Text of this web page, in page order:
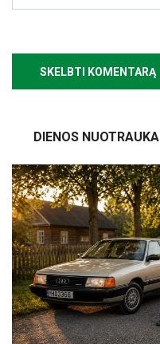
DIENOS NUOTRAUKA